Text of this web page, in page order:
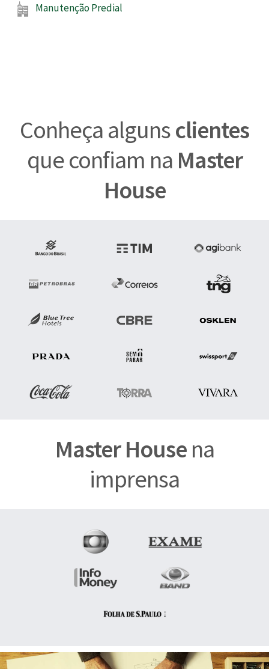
Manutenção Predial
Conheça algunsclientes
que confiam na Master
House
Master Housena
imprensa